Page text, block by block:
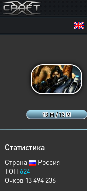
13 M / 13 M
Статистика
Страна
Россия
ТОП 624
Очков 13 494 236